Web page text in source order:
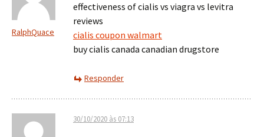
RalphQuace
effectiveness of cialis vs viagra vs levitra
reviews
cialis coupon walmart
buy cialis canada canadian drugstore
Responder
30/10/2020 às 07:13